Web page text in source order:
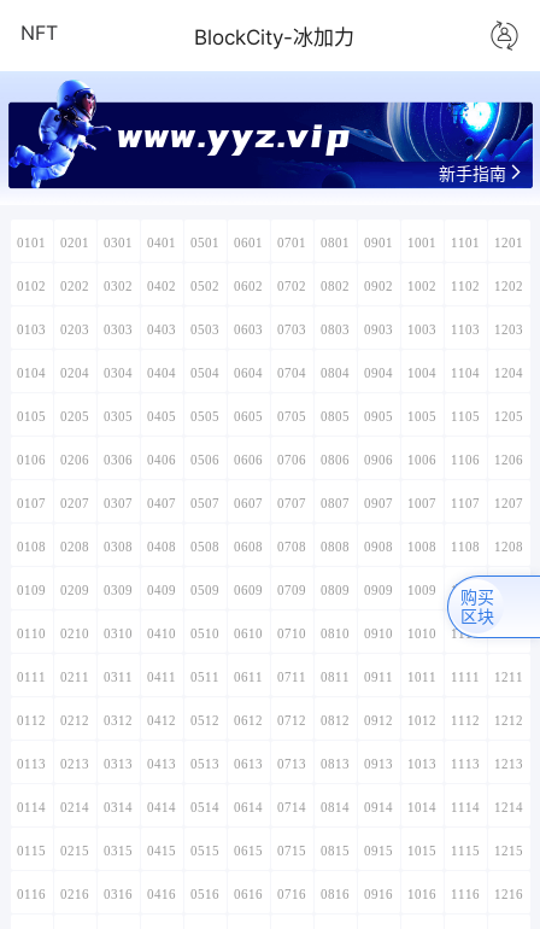
NFT BlockCity-冰加力
新手指南
0101 0201 0301 0401 0501 0601 0701 0801 0901 1001 1101 1201
0102 0202 0302 0402 0502 0602 0702 0802 0902 1002 1102 1202
0103 0203 0303 0403 0503 0603 0703 0803 0903 1003 1103 1203
0104 0204 0304 0404 0504 0604 0704 0804 0904 1004 1104 1204
0105 0205 0305 0405 0505 0605 0705 0805 0905 1005 1105 1205
0106 0206 0306 0406 0506 0606 0706 0806 0906 1006 1106 1206
0107 0207 0307 0407 0507 0607 0707 0807 0907 1007 1107 1207
0108 0208 0308 0408 0508 0608 0708 0808 0908 1008 1108 1208
0109 0209 0309 0409 0509 0609 0709 0809 0909 1009 1109
0110 0210 0310 0410 0510 0610 0710 0810 0910 1010 1110
0111 0211 0311 0411 0511 0611 0711 0811 0911 1011 1111 1211
0112 0212 0312 0412 0512 0612 0712 0812 0912 1012 1112 1212
0113 0213 0313 0413 0513 0613 0713 0813 0913 1013 1113 1213
0114 0214 0314 0414 0514 0614 0714 0814 0914 1014 1114 1214
0115 0215 0315 0415 0515 0615 0715 0815 0915 1015 1115 1215
0116 0216 0316 0416 0516 0616 0716 0816 0916 1016 1116 1216
购买
区块